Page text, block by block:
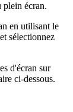
plein écran.
en utilisant le
sélectionnez
d'écran sur
ci-dessous.